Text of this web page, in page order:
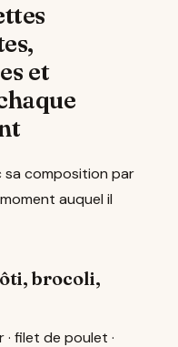
et
sa composition par
auquel il
brocoli,
filet de poulet ·